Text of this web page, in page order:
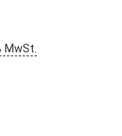
MwSt.